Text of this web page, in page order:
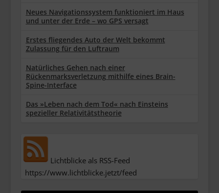
Neues Navigationssystem funktioniert im Haus
und unter der Erde – wo GPS versagt
Erstes fliegendes Auto der Welt bekommt
Zulassung für den Luftraum
Natürliches Gehen nach einer
Rückenmarksverletzung mithilfe eines Brain-
Spine-Interface
Das »Leben nach dem Tod« nach Einsteins
spezieller Relativitätstheorie
Lichtblicke als RSS-Feed
https://www.lichtblicke.jetzt/feed